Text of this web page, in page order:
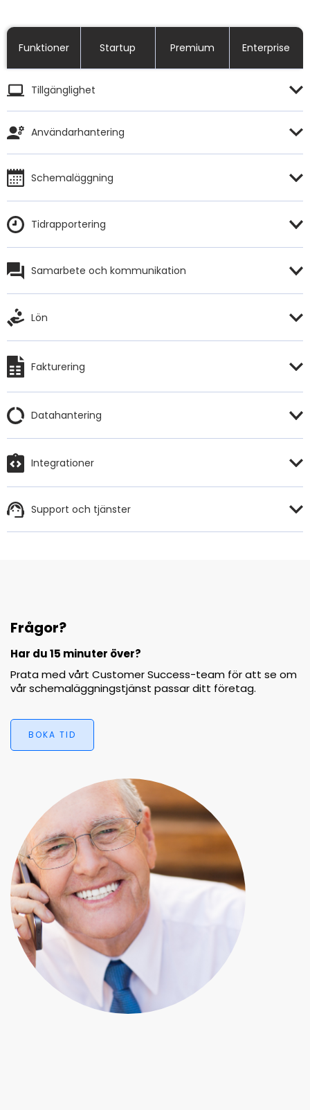
Funktioner Startup Premium Enterprise
Tillgänglighet
Användarhantering
Schemaläggning
Tidrapportering
Samarbete och kommunikation
Lön
Fakturering
Datahantering
Integrationer
Support och tjänster
Frågor?
Har du 15 minuter över?
Prata med vårt Customer Success-team för att se om
vår schemaläggningstjänst passar ditt företag.
BOKA TID